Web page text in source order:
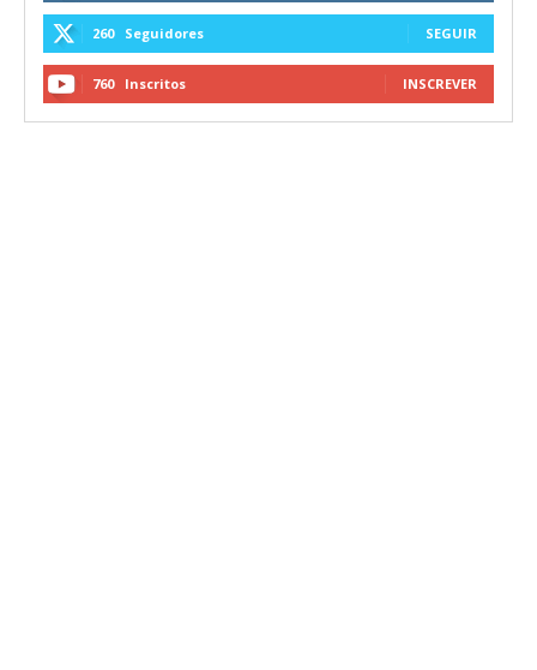
260 Seguidores SEGUIR
760 Inscritos INSCREVER